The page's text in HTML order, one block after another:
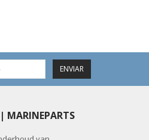
ENVIAR
MARINEPARTS